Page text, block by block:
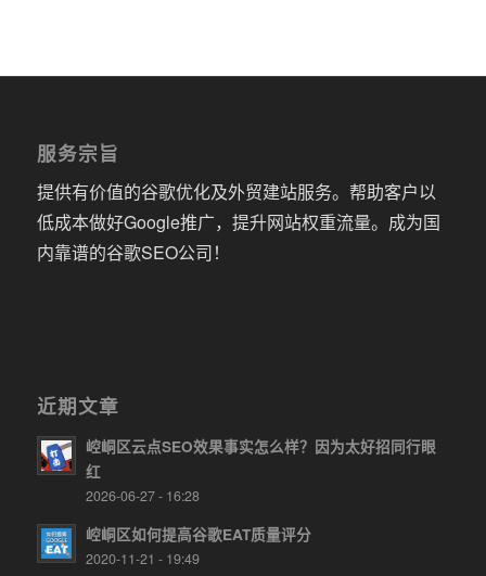
服务宗旨
提供有价值的谷歌优化及外贸建站服务。帮助客户以
低成本做好Google推广，提升网站权重流量。成为国
内靠谱的谷歌SEO公司！
近期文章
崆峒区云点SEO效果事实怎么样？因为太好招同行眼
红
2026-06-27 - 16:28
崆峒区如何提高谷歌EAT质量评分
2020-11-21 - 19:49